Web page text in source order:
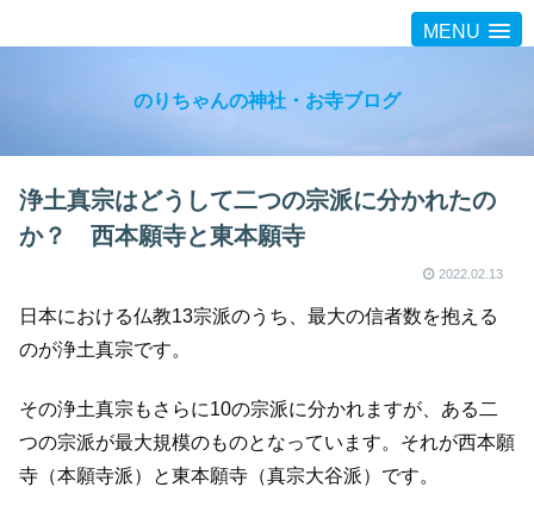
MENU
のりちゃんの神社・お寺ブログ
浄土真宗はどうして二つの宗派に分かれたの
か？ 西本願寺と東本願寺
2022.02.13
日本における仏教13宗派のうち、最大の信者数を抱える
のが浄土真宗です。
その浄土真宗もさらに10の宗派に分かれますが、ある二
つの宗派が最大規模のものとなっています。それが西本願
寺（本願寺派）と東本願寺（真宗大谷派）です。